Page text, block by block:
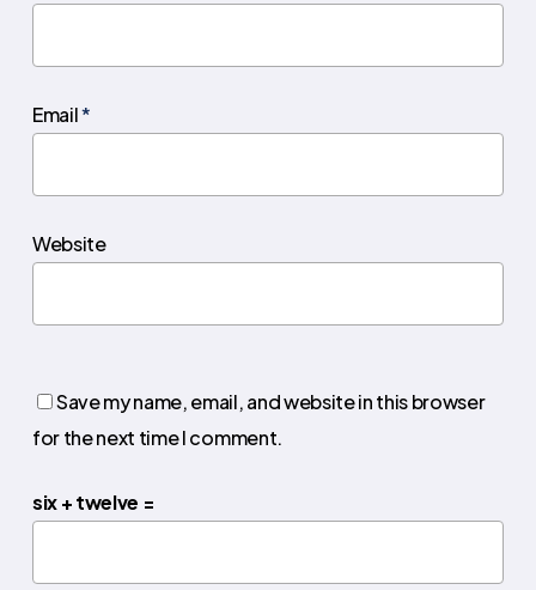
Email*
Website
Save my name, email, and website in this browser
for the next time I comment.
six + twelve =